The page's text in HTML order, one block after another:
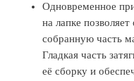
Одновременное
на лапке
собранную часть
Гладкая часть
её сборку и